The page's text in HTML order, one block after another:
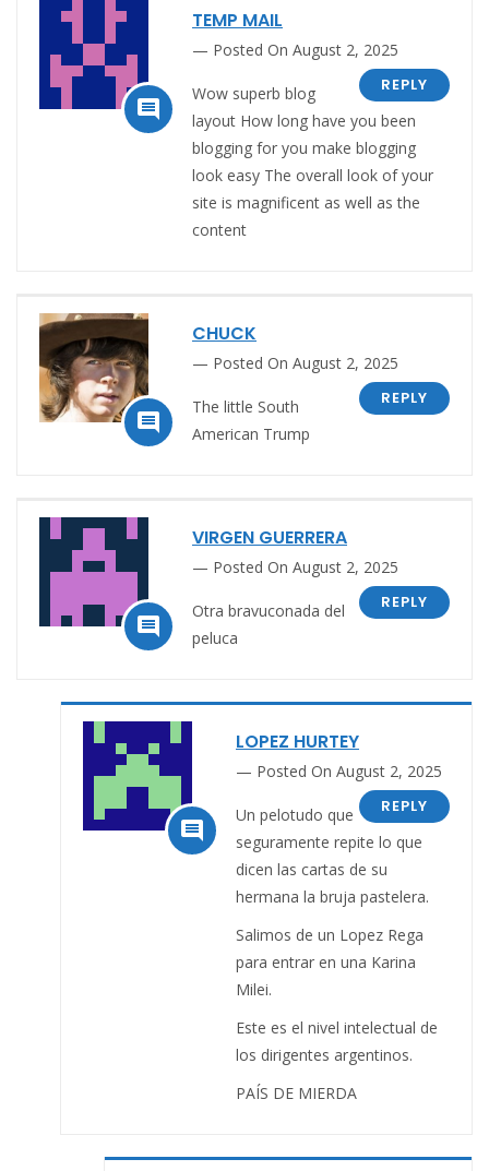

TEMP MAIL
Posted On August 2, 2025
REPLY
Wow superb blog
layout How long have you been
blogging for you make blogging
look easy The overall look of your
site is magnificent as well as the
content

CHUCK
Posted On August 2, 2025
REPLY
The little South
American Trump

VIRGEN GUERRERA
Posted On August 2, 2025
REPLY
Otra bravuconada del
peluca

LOPEZ HURTEY
Posted On August 2, 2025
REPLY
Un pelotudo que
seguramente repite lo que
dicen las cartas de su
hermana la bruja pastelera.
Salimos de un Lopez Rega
para entrar en una Karina
Milei.
Este es el nivel intelectual de
los dirigentes argentinos.
PAÍS DE MIERDA